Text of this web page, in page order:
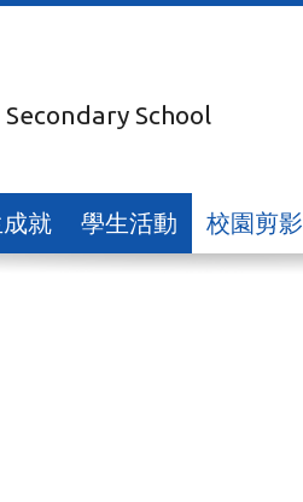
School
就 學生活動 校園剪影